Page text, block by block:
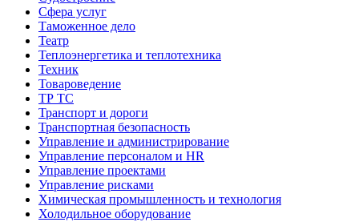
Сфера услуг
Таможенное дело
Театр
Теплоэнергетика и теплотехника
Техник
Товароведение
ТР ТС
Транспорт и дороги
Транспортная безопасность
Управление и администрирование
Управление персоналом и HR
Управление проектами
Управление рисками
Химическая промышленность и технология
Холодильное оборудование